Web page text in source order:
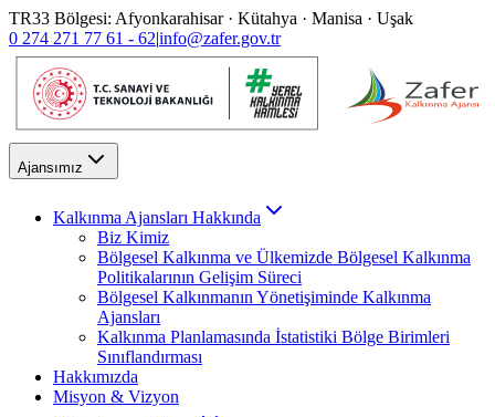
TR33 Bölgesi: Afyonkarahisar · Kütahya · Manisa · Uşak
0 274 271 77 61 - 62|info@zafer.gov.tr
Ajansımız
Kalkınma Ajansları Hakkında
Biz Kimiz
Bölgesel Kalkınma ve Ülkemizde Bölgesel Kalkınma
Politikalarının Gelişim Süreci
Bölgesel Kalkınmanın Yönetişiminde Kalkınma
Ajansları
Kalkınma Planlamasında İstatistiki Bölge Birimleri
Sınıflandırması
Hakkımızda
Misyon & Vizyon